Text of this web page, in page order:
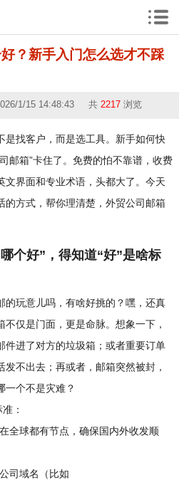
？新手入门怎么选才不踩
1/15 14:48:43 共 2217浏览
是找客户，而是选工具。新手如何快
邮箱”卡住了。免费的怕不靠谱，收费
文界面和专业术语，头都大了。今天
的方式，帮你理清楚，外贸公司邮箱
个好”，得知道“好”是啥标
的玩意儿吗，有啥好挑的？嘿，还真
仅是门面，更是命脉。想象一下，
件进了对方的垃圾箱；或者重要订单
不出去；再或者，邮箱突然被封，
个不是灾难？
：
全球都有节点，确保国内外收发顺
司域名（比如